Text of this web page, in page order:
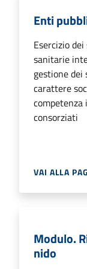
Enti
Esercizio
sanitarie
gestione dei
carattere
consorziati
VAI ALLA
Modulo.
nido